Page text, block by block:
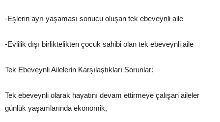
-Eşlerin ayrı yaşaması sonucu oluşan tek ebeveynli aile
-Evlilik dışı birliktelikten çocuk sahibi olan tek ebeveynli aile
Tek Ebeveynli Ailelerin Karşılaştıkları Sorunlar:
Tek ebeveynli olarak hayatını devam ettirmeye çalışan aileler
günlük yaşamlarında ekonomik,